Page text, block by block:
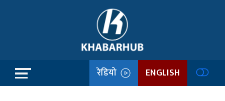
रेडियो ENGLISH